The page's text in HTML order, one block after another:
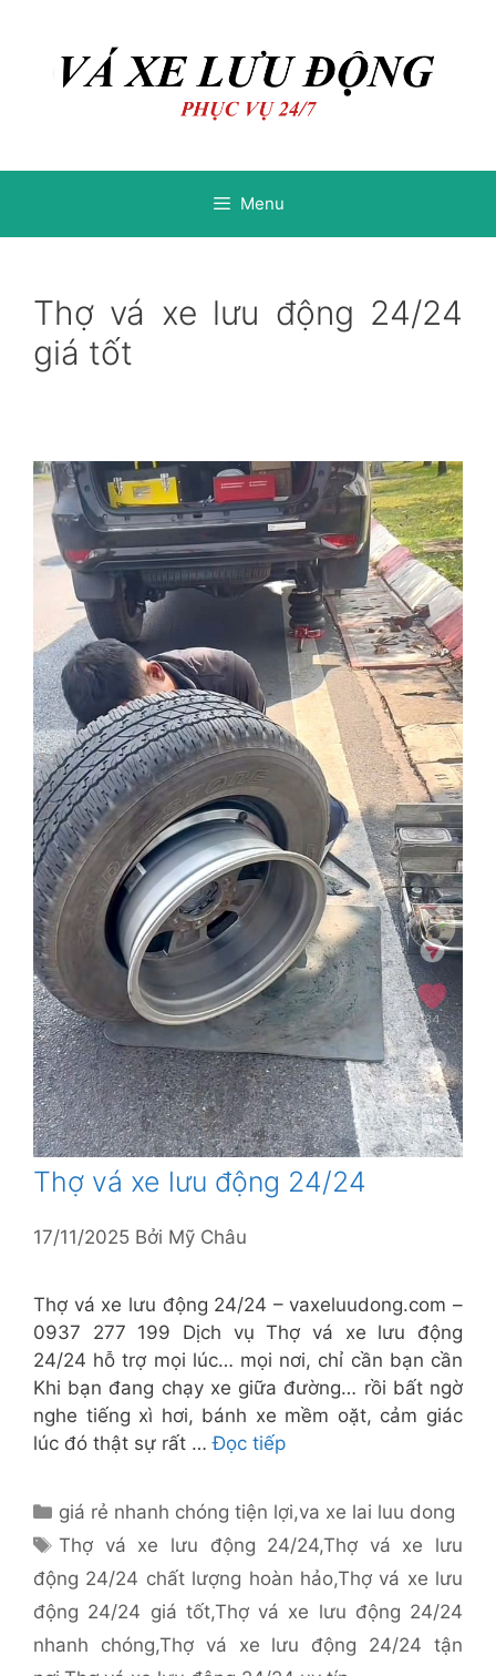
Menu
Thợ vá xe lưu động 24/24
giá tốt
Thợ vá xe lưu động 24/24
17/11/2025 Bởi Mỹ Châu
Thợ vá xe lưu động 24/24 – vaxeluudong.com –
0937 277 199 Dịch vụ Thợ vá xe lưu động
24/24 hỗ trợ mọi lúc… mọi nơi, chỉ cần bạn cần
Khi bạn đang chạy xe giữa đường… rồi bất ngờ
nghe tiếng xì hơi, bánh xe mềm oặt, cảm giác
lúc đó thật sự rất …Đọc tiếp
Danh
mục
giá rẻ nhanh chóng tiện lợi,va xe lai luu dong
Thẻ
Thợ vá xe lưu động 24/24,Thợ vá xe lưu
động 24/24 chất lượng hoàn hảo,Thợ vá xe lưu
động 24/24 giá tốt,Thợ vá xe lưu động 24/24
nhanh chóng,Thợ vá xe lưu động 24/24 tận